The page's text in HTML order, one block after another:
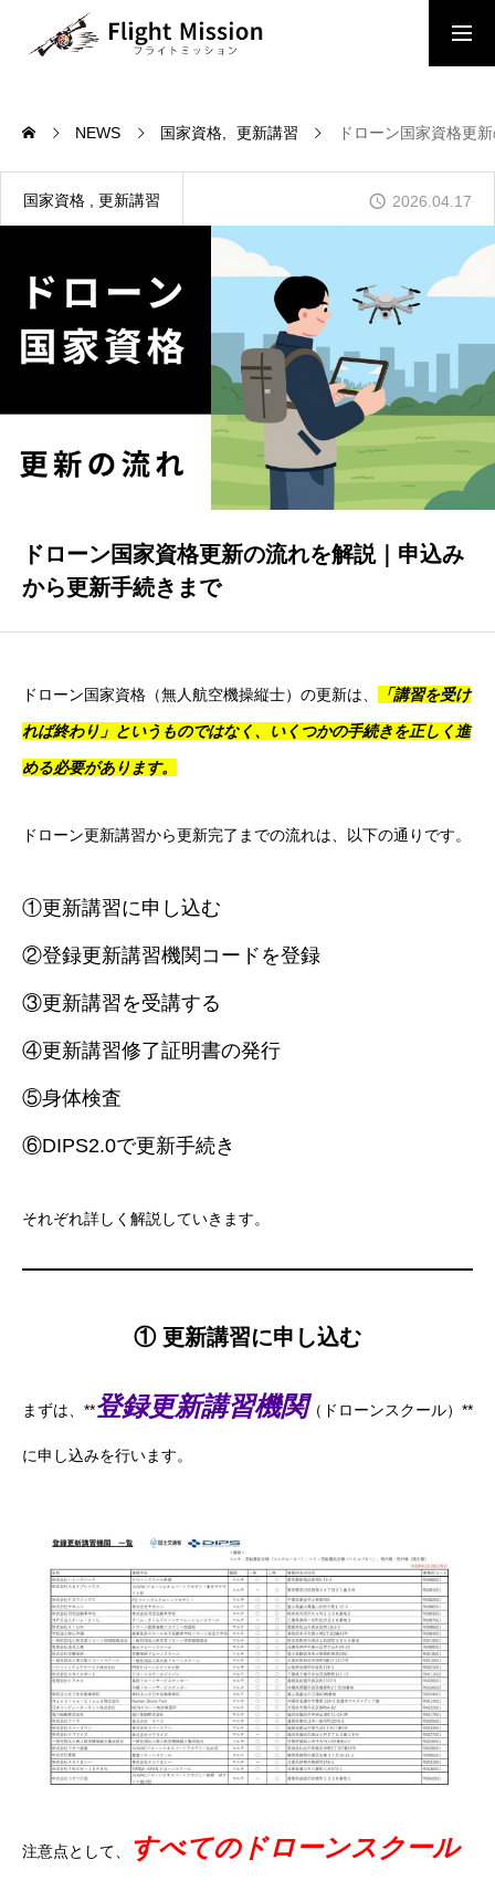
Flight Missionからのお知らせ
私たちのコンセプトについて紹介します
SERVICE
スクール以外の事業を紹介します
COURSE・PRICE
各コースの内容・料金
よくある質問を集めました。
ACCESS
講習場所等へのアクセス情報
NEWS 国家資格 更新講習 ドローン国家資格更
国家資格 更新講習 2026.04.17
ドローン国家資格更新の流れを解説｜申込み
から更新手続きまで
ドローン国家資格（無人航空機操縦士）の更新は、 「講習を受け
れば終わり」というものではなく、 いくつかの手続きを正しく進
める必要があります。
ドローン更新講習から更新完了までの流れは、以下の通りです。
①更新講習に申し込む
②登録更新講習機関コードを登録
③更新講習を受講する
④更新講習修了証明書の発行
⑤身体検査
⑥DIPS2.0で更新手続き
それぞれ詳しく解説していきます。
① 更新講習に申し込む
まずは、**登録更新講習機関（ドローンスクール）**
に申し込みを行います。
注意点として、 すべてのドローンスクール